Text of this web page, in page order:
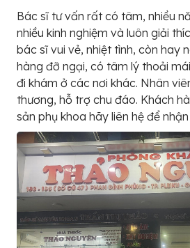
Bác sĩ tư vấn rất có tâm, nhiều
nhiều kinh nghiệm và luôn giải
bác sĩ vui vẻ, nhiệt tình, còn hay
hàng đỡ ngại, có tâm lý thoải
đi khám ở các nơi khác. Nhân
thương, hỗ trợ chu đáo. Khách
sản phụ khoa hãy liên hệ để